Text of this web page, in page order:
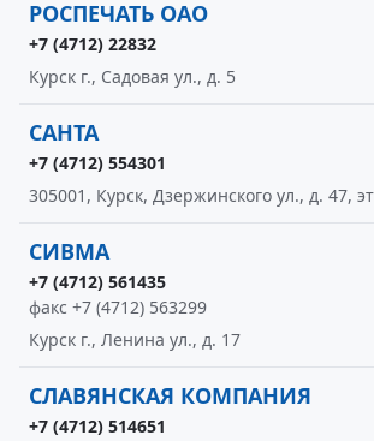
РОСПЕЧАТЬ ОАО
+7 (4712) 22832
Курск г., Садовая ул., д. 5
САНТА
+7 (4712) 554301
305001, Курск, Дзержинского ул., д. 47,
СИВМА
+7 (4712) 561435
факс +7 (4712) 563299
Курск г., Ленина ул., д. 17
СЛАВЯНСКАЯ КОМПАНИЯ
+7 (4712) 514651